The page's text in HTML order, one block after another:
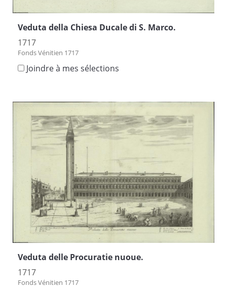
Veduta della Chiesa Ducale di S. Marco.
1717
Fonds Vénitien 1717
Joindre à mes sélections
Veduta delle Procuratie nuoue.
1717
Fonds Vénitien 1717